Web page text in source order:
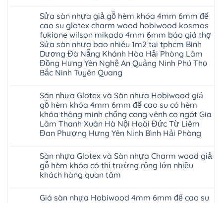
bình
luận
ở
Sàn
gỗ
AURUM
Floor
Báo
giá
Sàn
Floor
nhập
khẩu
Malaysia
RUM
14
AI
13
RUM
AI
35
AI
AI
Sửa sàn nhựa giả gỗ hèm khóa 4mm 6mm đế
cao su glotex charm wood hobiwood kosmos
fukione wilson mikado 4mm 6mm báo giá thợ
Sửa sàn nhựa bao nhiêu 1m2 tại tphcm Bình
Dương Đà Nẵng Khánh Hòa Hải Phòng Lâm
Đồng Hưng Yên Nghệ An Quảng Ninh Phú Thọ
Bắc Ninh Tuyên Quang
bình
luận
ở
Sửa
sàn
nhựa
giả
khóa
4mm
6mm
đế
cao
charm
Sàn nhựa Glotex và Sàn nhựa Hobiwood giả
gỗ hèm khóa 4mm 6mm đế cao su có hèm
khóa thông minh chống cong vênh co ngót Gia
Lâm Thanh Xuân Hà Nội Hoài Đức Từ Liêm
Đan Phượng Hưng Yên Ninh Bình Hải Phòng
bình
luận
ở
Sàn
và
Sàn
Sàn nhựa Glotex và Sàn nhựa Charm wood giả
gỗ hèm khóa có thị trường rộng lớn nhiều
khách hàng quan tâm
bình
Giá sàn nhựa Hobiwood 4mm 6mm đế cao su